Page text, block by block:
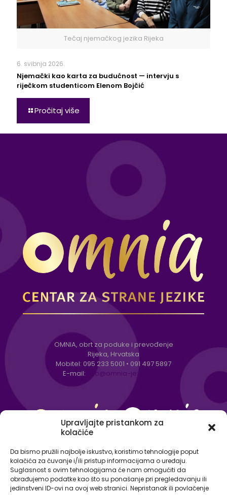
Upravljajte pristankom za
kolačiće
Da bismo pružili najbolje iskustvo, koristimo tehnologije poput
kolačića za čuvanje i/ili pristup informacijama o uređaju.
Suglasnost s ovim tehnologijama će nam omogućiti da
obrađujemo podatke kao što su ponašanje pri pregledavanju ili
jedinstveni ID-ovi na ovoj web stranici. Nepristanak ili povlačenje
Tečaj njemačkog jezika Rijeka
6. svibnja 2026.
Njemački kao karta za budućnost — intervju s
riječkom studenticom Elenom Bojčić
Pročitaj više
OMNIA, obrt za poduke i prevođenje
Rijeka, Hrvatska
Mobitel: 095 233 5001 • 091 497 5897
E-mail:
info@omnia-jezici.com